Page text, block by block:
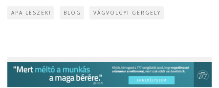
APA LESZEK! BLOG VÁGVÖLGYI GERGELY